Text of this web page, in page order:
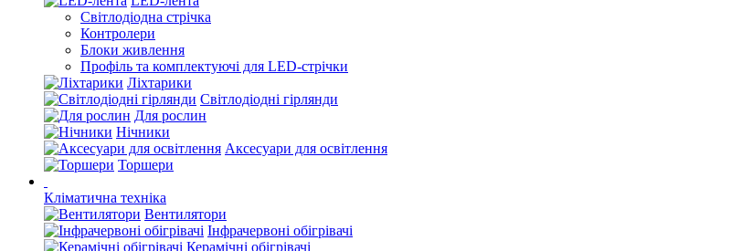
Світлодіодна стрічка
Контролери
Блоки живлення
Профіль та комплектуючі для LED-стрічки
Ліхтарики
Світлодіодні гірлянди
Для рослин
Нічники
Аксесуари для освітлення
Торшери
Кліматична техніка
Вентилятори
Інфрачервоні обігрівачі
Керамічні обігрівачі